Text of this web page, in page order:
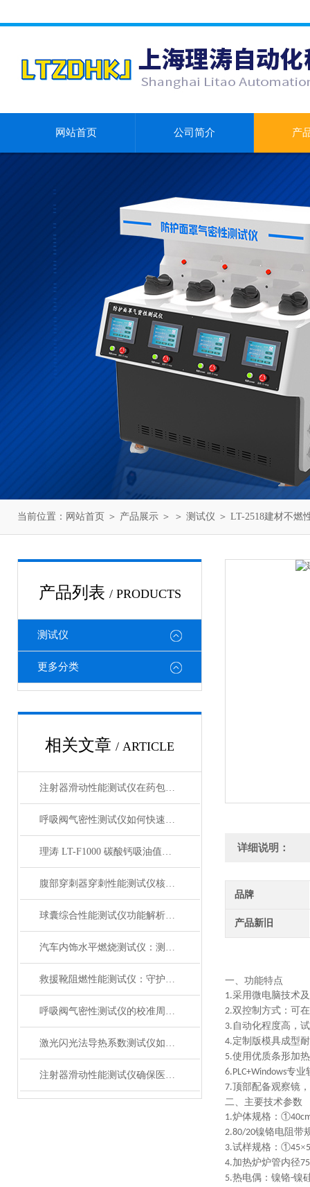
网站首页 公司简介 产
当前位置： 网站首页 ＞ 产品展示 ＞ ＞ 测试仪 ＞ LT-2518建材不燃
产品列表 / PRODUCTS
测试仪
更多分类
相关文章 / ARTICLE
注射器滑动性能测试仪在药包材检测中的应用
呼吸阀气密性测试仪如何快速判断呼吸阀是否失效？
理涛 LT-F1000 碳酸钙吸油值测试仪 介绍说明
腹部穿刺器穿刺性能测试仪核心测试指标：穿刺力、峰值力、穿透力解析
球囊综合性能测试仪功能解析：额定爆破压（RBP）、顺应性、疲劳强度
汽车内饰水平燃烧测试仪：测试步骤、试样制备与结果判读
救援靴阻燃性能测试仪：守护救援人员足部安全的检测装备
呼吸阀气密性测试仪的校准周期与重要性
激光闪光法导热系数测试仪如何征服极端温度下的材料测试？
注射器滑动性能测试仪确保医疗注射安全顺畅
详细说明：
品牌
产品新旧
一、功能特点
1.采用微电脑技术
2.双控制方式：可
3. 自动化程度高，
4.定制版模具成型
5.使用优质条形加
6.PLC+Windows专业
7.顶部配备观察镜
二、主要技术参数
1.炉体规格：①
2.80/20镍铬电阻带
3.试样规格：①45×
4.加热炉炉管内径
5.热电偶：镍铬-镍